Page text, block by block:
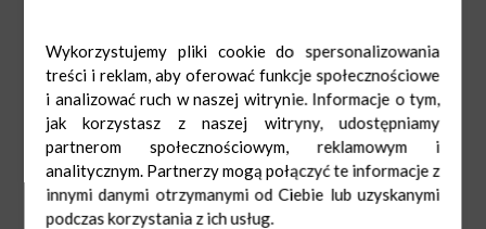
Wykorzystujemy pliki cookie do spersonalizowania
treści i reklam, aby oferować funkcje społecznościowe
i analizować ruch w naszej witrynie. Informacje o tym,
jak korzystasz z naszej witryny, udostępniamy
partnerom społecznościowym, reklamowym i
analitycznym. Partnerzy mogą połączyć te informacje z
innymi danymi otrzymanymi od Ciebie lub uzyskanymi
podczas korzystania z ich usług.